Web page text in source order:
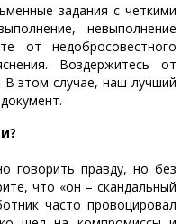
задания с четкими
невыполнение
от недобросовестного
Воздержитесь от
В этом случае, наш лучший
говорить правду, но без
что «он – скандальный
часто провоцировал